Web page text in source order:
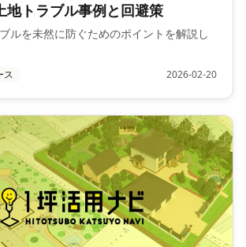
地トラブル事例と回避策
ルを未然に防ぐためのポイントを解説し
ス 2026-02-20